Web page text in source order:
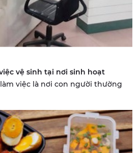
vệ sinh tại nơi sinh hoạt
việc là nơi con người thường